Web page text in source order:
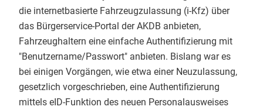
die internetbasierte Fahrzeugzulassung (i-Kfz) über
das Bürgerservice-Portal der AKDB anbieten,
Fahrzeughaltern eine einfache Authentifizierung mit
"Benutzername/Passwort" anbieten. Bislang war es
bei einigen Vorgängen, wie etwa einer Neuzulassung,
gesetzlich vorgeschrieben, eine Authentifizierung
mittels eID-Funktion des neuen Personalausweises